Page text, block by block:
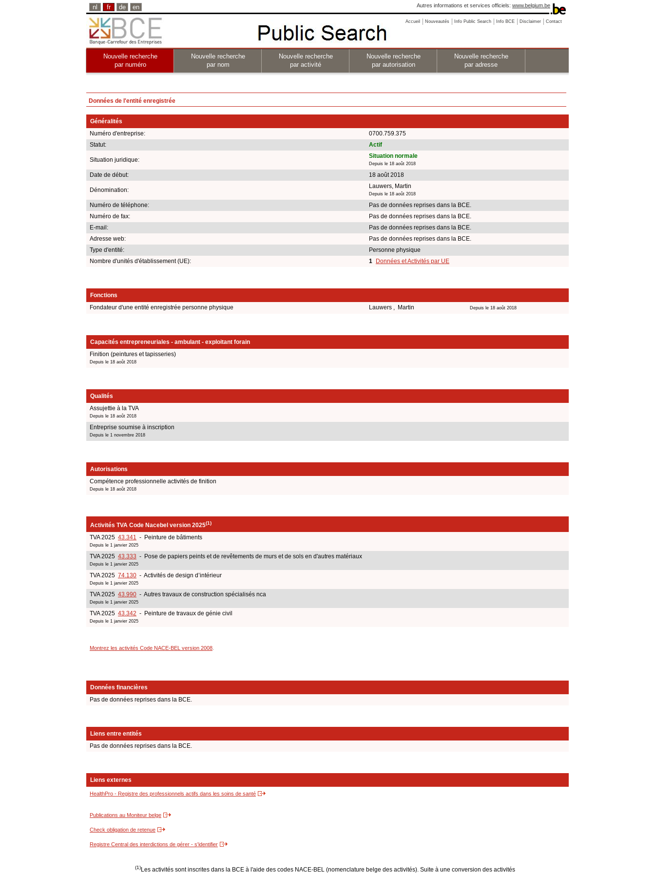
nl fr de en Autres informations et services officiels: www.belgium.be
Accueil Nouveautés Info Public Search Info BCE Disclaimer Contact
Nouvelle recherche
par numéro
Nouvelle recherche
par nom
Nouvelle recherche
par activité
Nouvelle recherche
par autorisation
Nouvelle recherche
par adresse
Données de l'entité enregistrée
Généralités
Numéro d'entreprise:
0700.759.375
Statut:
Actif
Situation juridique:
Situation normale
Depuis le 18 août 2018
Date de début: 18 août 2018
Dénomination:
Lauwers, Martin
Depuis le 18 août 2018
Numéro de téléphone:
Pas de données reprises dans la BCE.
Numéro de fax:
Pas de données reprises dans la BCE.
E-mail:
Pas de données reprises dans la BCE.
Adresse web:
Pas de données reprises dans la BCE.
Type d'entité:
Personne physique
Nombre d'unités d'établissement (UE):
1 Données et Activités par UE
Fonctions
Fondateur d'une entité enregistrée personne physique
Lauwers , Martin Depuis le 18 août 2018
Capacités entrepreneuriales - ambulant - exploitant forain
Finition (peintures et tapisseries)
Depuis le 18 août 2018
Qualités
Assujettie à la TVA
Depuis le 18 août 2018
Entreprise soumise à inscription
Depuis le 1 novembre 2018
Autorisations
Compétence professionnelle activités de finition
Depuis le 18 août 2018
Activités TVA Code Nacebel version 2025(1)
TVA 2025 43.341 - Peinture de bâtiments
Depuis le 1 janvier 2025
TVA 2025 43.333 - Pose de papiers peints et de revêtements de murs et de sols en d'autres matériaux
Depuis le 1 janvier 2025
TVA 2025 74.130 - Activités de design d’intérieur
Depuis le 1 janvier 2025
TVA 2025 43.990 - Autres travaux de construction spécialisés nca
Depuis le 1 janvier 2025
TVA 2025 43.342 - Peinture de travaux de génie civil
Depuis le 1 janvier 2025
Montrez les activités Code NACE-BEL version 2008
Données financières
Pas de données reprises dans la BCE.
Liens entre entités
Pas de données reprises dans la BCE.
Liens externes
HealthPro - Registre des professionnels actifs dans les soins de santé
Publications au Moniteur belge
Check obligation de retenue
Registre Central des interdictions de gérer - s'identifier
(1)Les activités sont inscrites dans la BCE à l'aide des codes NACE-BEL (nomenclature belge des activités). Suite à une conversion des activités